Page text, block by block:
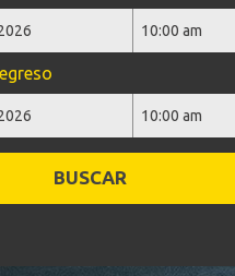
BUSCAR